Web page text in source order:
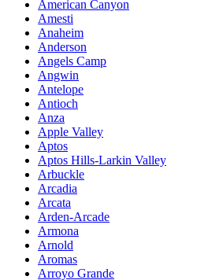
American Canyon
Amesti
Anaheim
Anderson
Angels Camp
Angwin
Antelope
Antioch
Anza
Apple Valley
Aptos
Aptos Hills-Larkin Valley
Arbuckle
Arcadia
Arcata
Arden-Arcade
Armona
Arnold
Aromas
Arroyo Grande